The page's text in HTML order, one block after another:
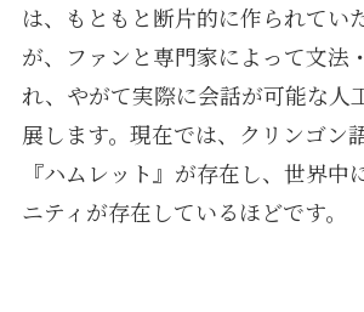
は、もともと断片的に作られてい
が、ファンと専門家によって文法
れ、やがて実際に会話が可能な人
展します。現在では、クリンゴン
『ハムレット』が存在し、世界中
ニティが存在しているほどです。